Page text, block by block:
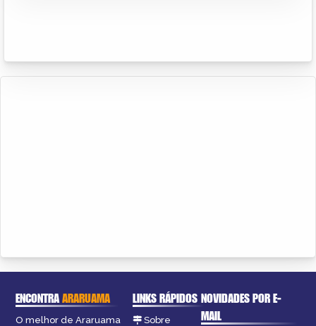
ENCONTRAARARUAMA
O melhor de Araruama
LINKS RÁPIDOS
Sobre
NOVIDADES POR E-
MAIL